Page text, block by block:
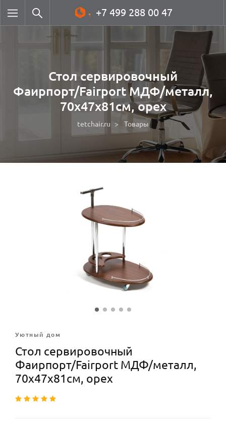
+7 499 288 00 47
Стол сервировочный
Фаирпорт/Fairport МДФ/металл,
70х47х81см, орех
tetchair.ru Товары
Уютный дом
Стол сервировочный
Фаирпорт/Fairport МДФ/металл,
70х47х81см, орех